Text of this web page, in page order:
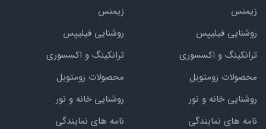
زیمنس
روشنایی فیلیپس
ترانکینگ و اکسسوری
محصولات زومتوبل
روشنایی خانه و نور
نامه های نمایندگی
زیمنس
روشنایی فیلیپس
ترانکینگ و اکسسوری
محصولات زومتوبل
روشنایی خانه و نور
نامه های نمایندگی